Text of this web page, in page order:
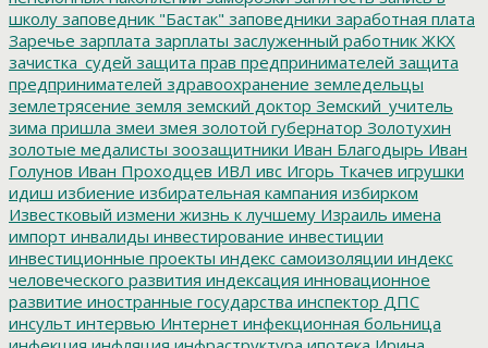
школу заповедник "Бастак" заповедники заработная плата
Заречье зарплата зарплаты заслуженный работник ЖКХ
зачистка_судей защита прав предпринимателей защита
предпринимателей здравоохранение земледельцы
землетрясение земля земский доктор Земский_учитель
зима пришла змеи змея золотой губернатор Золотухин
золотые медалисты зоозащитники Иван Благодырь Иван
Голунов Иван Проходцев ИВЛ ивс Игорь Ткачев игрушки
идиш избиение избирательная кампания избирком
Известковый измени жизнь к лучшему Израиль имена
импорт инвалиды инвестирование инвестиции
инвестиционные проекты индекс самоизоляции индекс
человеческого развития индексация инновационное
развитие иностранные государства инспектор ДПС
инсульт интервью Интернет инфекционная больница